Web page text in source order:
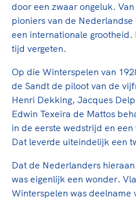
Sport verenigt. Op
een rondje fietsen, door
de sportschool te gaan.
Groot en het Nederlands
genieten van de
de halve marathon van je
hockeywedstrijd van je
Lees verder
Clubondersteuning
Beroepskrachten
Samen voor een
sportomgeving
Voor welk gedrag staat de
langs de lijn, in de
En wat mag vooral niet?
onderdeel van het
ongewenst gedrag.
De TeamNL
De TeamNL Academie
ontwikkelprogramma
binnen TeamNL
bestuurders, (technisch)
toekomstig kader.
Lees verder
door een zwaar ongeluk.
pioniers van de
een internationale grootheid.
tijd vergeten.
Op die Winterspelen van
de Sandt de piloot van de
Henri Dekking, Jacques
Edwin Texeira de Mattos
in de eerste wedstrijd en
Dat leverde uiteindelijk een
Dat de Nederlanders
was eigenlijk een wonder.
Winterspelen was deelname